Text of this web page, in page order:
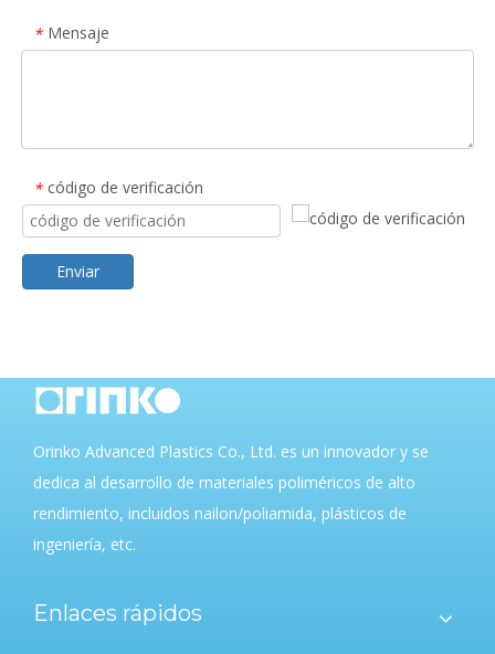
* Mensaje
* código de verificación
Enviar
Orinko Advanced Plastics Co., Ltd. es un innovador y se
dedica al desarrollo de materiales poliméricos de alto
rendimiento, incluidos nailon/poliamida, plásticos de
ingeniería, etc.
Enlaces rápidos